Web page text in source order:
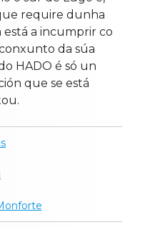
require dunha
está a incumprir co
da súa
HADO é só un
que se está